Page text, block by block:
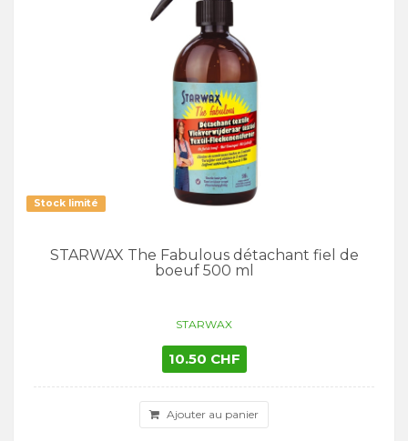
Stock limité
STARWAX The Fabulous détachant fiel de
boeuf 500 ml
STARWAX
10.50 CHF
Ajouter au panier